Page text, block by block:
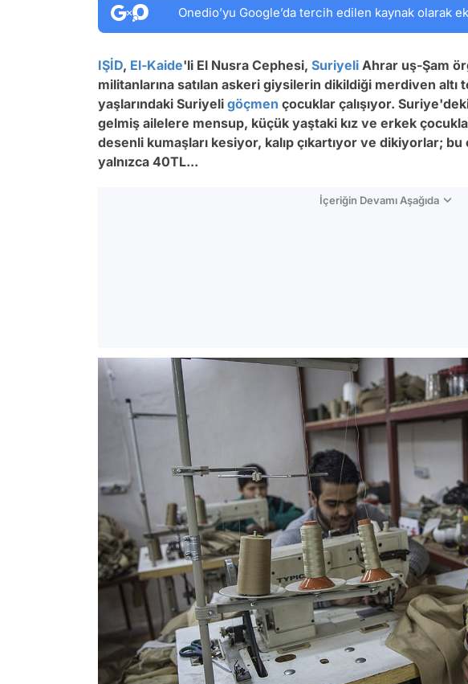
Onedio’yu Google’da tercih edilen kaynak olarak
IŞİD, El-Kaide'li El Nusra Cephesi, Suriyeli Ahrar uş-Şam
militanlarına satılan askeri giysilerin dikildiği merdiven
yaşlarındaki Suriyeli göçmen çocuklar çalışıyor.
gelmiş ailelere mensup, küçük yaştaki kız ve erkek
desenli kumaşları kesiyor, kalıp çıkartıyor ve dikiyorlar; bu
yalnızca 40TL...
İçeriğin Devamı Aşağıda